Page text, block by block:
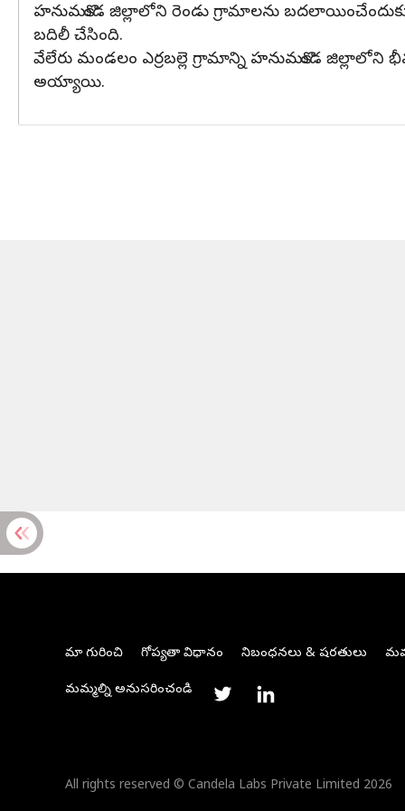
హనుమకొండ జిల్లాలోని రెండు గ్రామాలను
బదిలీ చేసింది.
వేలేరు మండలం ఎర్రబల్లె గ్రామాన్ని హనుమకొండ జిల్లాలోని
అయ్యాయి.
మా గురించి గోప్యతా విధానం నిబంధనలు & షరతులు
మమ్మల్ని అనుసరించండి
All rights reserved © Candela Labs Private Limited 2026